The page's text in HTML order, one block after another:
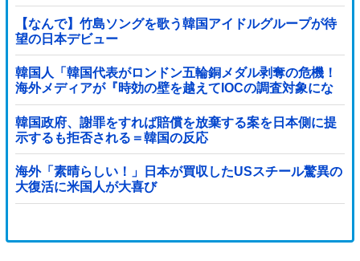
【なんで】竹島ソングを歌う韓国アイドルグループが待
望の日本デビュー
韓国人「韓国代表がロンドン五輪銅メダル剥奪の危機！
海外メディアが『時効の壁を越えてIOCの調査対象にな
り得る』と報道！」
韓国政府、謝罪をすれば賠償を放棄する案を日本側に提
示するも拒否される＝韓国の反応
海外「素晴らしい！」日本が買収したUSスチール驚異の
大復活に米国人が大喜び